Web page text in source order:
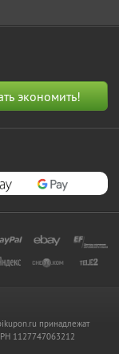
принадлежат
1127747063212